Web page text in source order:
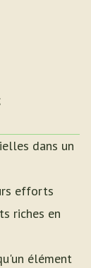
dans un
efforts
riches en
élément